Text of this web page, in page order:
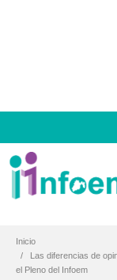
Inicio
Las diferencias de
el Pleno del Infoem